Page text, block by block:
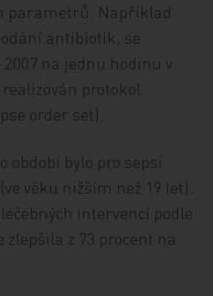
parametrů. Například
antibiotik, se
na jednu hodinu v
realizován protokol
order set).
období bylo pro sepsi
věku nižším než 19 let).
intervencí podle
z 73 procent na